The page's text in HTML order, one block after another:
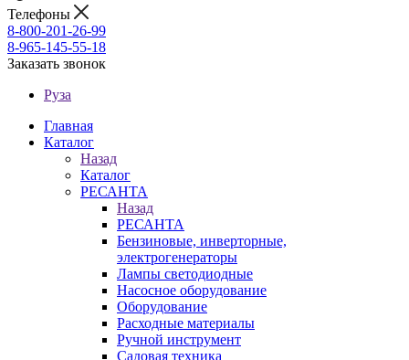
Телефоны
8-800-201-26-99
8-965-145-55-18
Заказать звонок
Руза
Главная
Каталог
Назад
Каталог
РЕСАНТА
Назад
РЕСАНТА
Бензиновые, инверторные,
электрогенераторы
Лампы светодиодные
Насосное оборудование
Оборудование
Расходные материалы
Ручной инструмент
Садовая техника